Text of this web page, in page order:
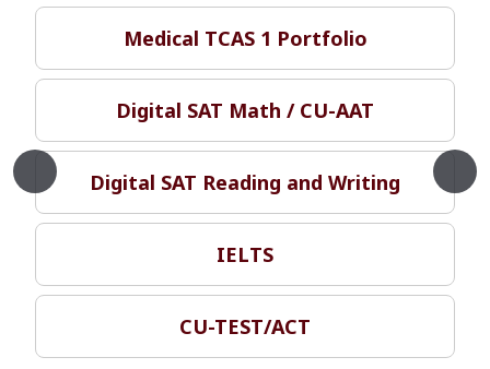
Medical TCAS 1 Portfolio
Digital SAT Math / CU-AAT
Digital SAT Reading and Writing
IELTS
CU-TEST/ACT